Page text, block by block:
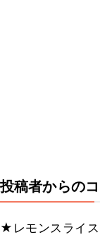
投稿者からの
★レモンスライス